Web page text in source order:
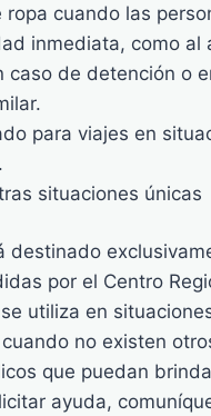
ropa cuando las
inmediata, como al
caso de detención o
para viajes en
situaciones únicas
destinado
por el Centro
utiliza en
no existen
que puedan
ayuda,